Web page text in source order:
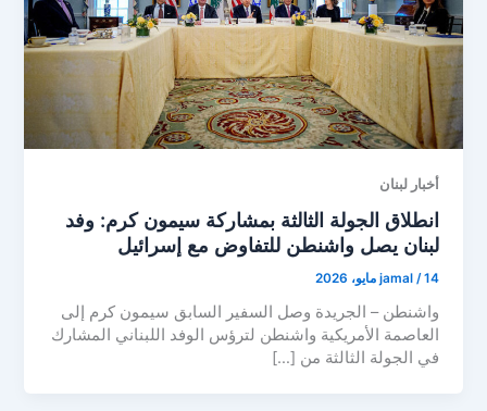
أخبار لبنان
انطلاق الجولة الثالثة بمشاركة سيمون كرم: وفد
لبنان يصل واشنطن للتفاوض مع إسرائيل
jamal /14 مايو، 2026
واشنطن – الجريدة وصل السفير السابق سيمون كرم إلى
العاصمة الأمريكية واشنطن لترؤس الوفد اللبناني المشارك
في الجولة الثالثة من […]